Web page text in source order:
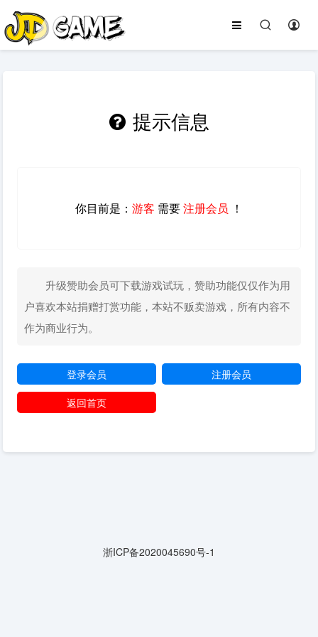
提示信息
你目前是： 游客 需要注册会员 ！
升级赞助会员可下载游戏试玩，赞助功能仅仅作为用
户喜欢本站捐赠打赏功能，本站不贩卖游戏，所有内容不
作为商业行为。
登录会员
注册会员
返回首页
浙ICP备2020045690号-1